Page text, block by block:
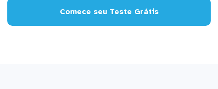
Comece seu Teste Grátis